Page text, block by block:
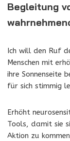
Begleitung
Ich will den Ruf
Menschen mit
ihre Sonnenseite
für sich stimmig
Erhöht
Tools, damit sie
Aktion zu